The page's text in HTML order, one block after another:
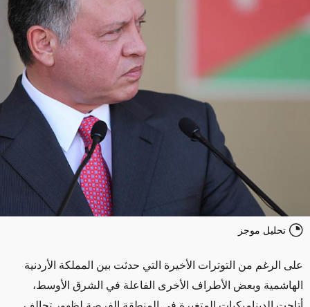
تحليل موجز
على الرغم من التوترات الأخيرة التي حدثت بين المملكة الأردنية
الهاشمية وبعض الأطراف الأخرى الفاعلة في الشرق الأوسط،